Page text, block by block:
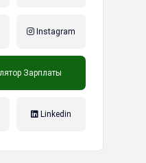
Instagram
Зарплаты
Linkedin